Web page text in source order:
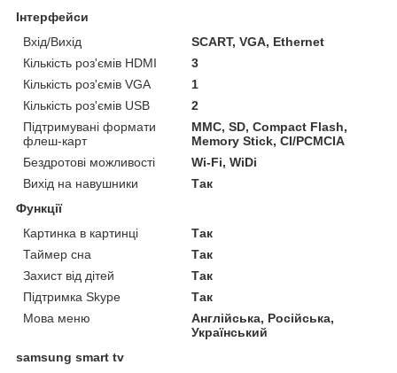
Інтерфейси
Вхід/Вихід
SCART, VGA, Ethernet
Кількість роз'ємів HDMI
3
Кількість роз'ємів VGA
1
Кількість роз'ємів USB
2
Підтримувані формати
флеш-карт
MMC, SD, Compact Flash,
Memory Stick, CI/PCMCIA
Бездротові можливості
Wi-Fi, WiDi
Вихід на навушники
Так
Функції
Картинка в картинці
Так
Таймер сна
Так
Захист від дітей
Так
Підтримка Skype
Так
Мова меню
Англійська, Російська,
Український
samsung smart tv